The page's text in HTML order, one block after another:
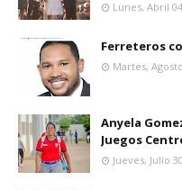
Lunes, Abril
Ferreteros
Martes,
Anyela
Juegos
Jueves, Julio